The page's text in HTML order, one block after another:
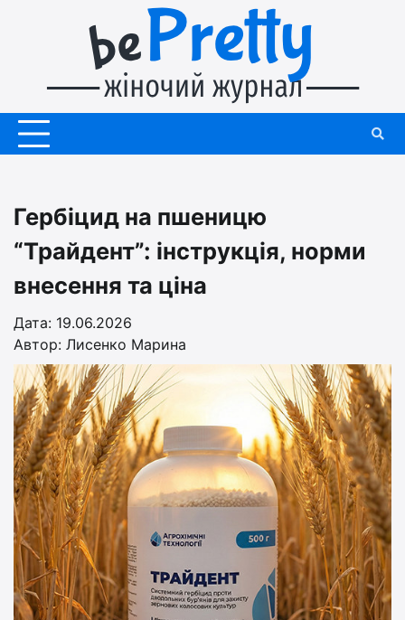
Гербіцид на пшеницю
“Трайдент”: інструкція, норми
внесення та ціна
Дата: 19.06.2026
Автор: Лисенко Марина